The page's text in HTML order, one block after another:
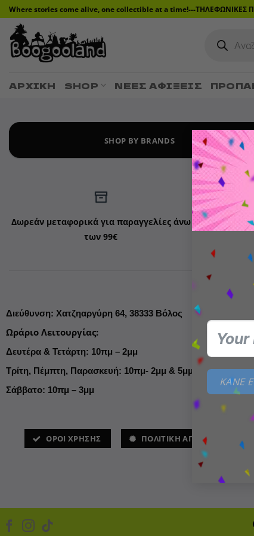
ΚΑΝΕ
Μετάβαση
στο
περιεχόμενο
Where stories come alive, one collectible at a time!---ΤΗΛΕΦΩΝΙΚΕΣ
search
ΑΡΧΙΚΉ SHOP ΝΈΕΣ ΑΦΊΞΕΙΣ
SHOP BY BRANDS
Δωρεάν μεταφορικά για παραγγελίες άνω
των 99€
Διεύθυνση: Χατζηαργύρη 64, 38333 Βόλος
Ωράριο Λειτουργίας:
Δευτέρα & Τετάρτη: 10πμ – 2μμ
Τρίτη, Πέμπτη, Παρασκευή: 10πμ- 2μμ & 5μμ- 9μμ
Σάββατο: 10πμ – 3μμ
ΌΡΟΙ ΧΡΗΣΗΣ ΠΟΛΙΤΙΚΗ ΑΠΟΡΡΗΤΟΥ